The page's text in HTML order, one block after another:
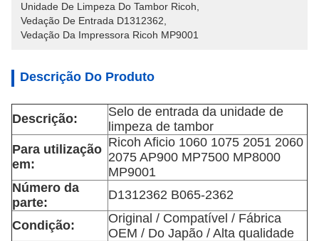
Unidade De Limpeza Do Tambor Ricoh
Vedação De Entrada D1312362
Vedação Da Impressora Ricoh MP9001
Descrição Do Produto
Descrição:
Selo de entrada da unidade de
limpeza de tambor
Para utilização
em:
Ricoh Aficio 1060 1075 2051 2060
2075 AP900 MP7500 MP8000
MP9001
Número da
parte:
D1312362 B065-2362
Condição:
Original / Compatível / Fábrica
OEM / Do Japão / Alta qualidade